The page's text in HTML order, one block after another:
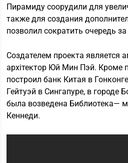
Пирамиду соорудили для
также для создания
позволил сократить очередь
Создателем проекта является
архітектор Юй Мин Пэй. Кроме
построил банк Китая в
Гейтуэй в Сингапуре, в городе
была возведена Библиотека—
Кеннеди.